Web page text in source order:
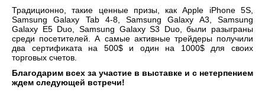
Традиционно, такие ценные призы, как Apple iPhone 5S,
Samsung Galaxy Tab 4-8, Samsung Galaxy A3, Samsung
Galaxy E5 Duo, Samsung Galaxy S3 Duo, были разыграны
среди посетителей. А самые активные трейдеры получили
два сертификата на 500$ и один на 1000$ для своих
торговых счетов.
Благодарим всех за участие в выставке и с нетерпением
ждем следующей встречи!